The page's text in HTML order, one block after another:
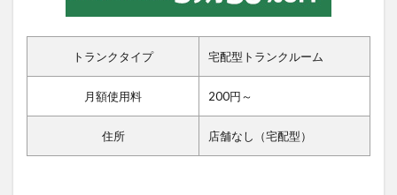
トランクタイプ 宅配型トランクルーム
月額使用料 200円～
住所 店舗なし（宅配型）